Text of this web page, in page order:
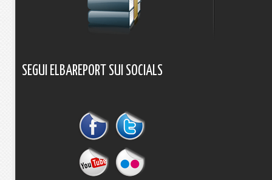
SEGUI ELBAREPORT SUI SOCIALS